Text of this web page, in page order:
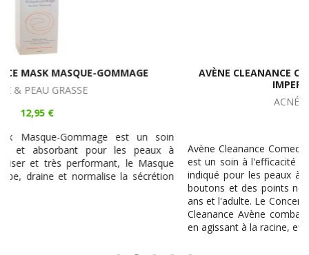
AVÈNE CLEANANCE COMEDOMED CONCENTRÉ ANTI-
Avène Cleanance Comedomed Concentré Anti-Imperfections
est un soin à l'efficacité anti-Imperfections rapide et durable
indiqué pour les peaux à tendance acnéique présentant des
boutons et des points noirs chez l'adolescent à partir de 12
ans et l'adulte. Le Concentré Anti-Imperfections Comedomed
Cleanance Avène combat les boutons et limite leur récidive
en agissant à la racine, efficacité prouvée dès 7 jours.